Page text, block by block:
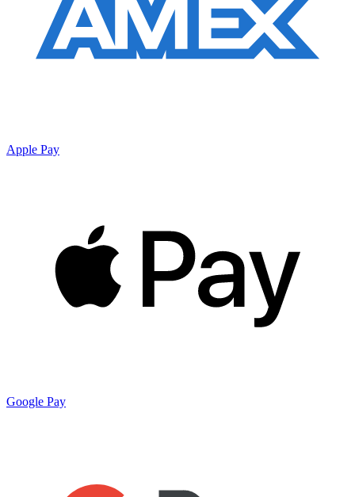
Apple Pay
Google Pay